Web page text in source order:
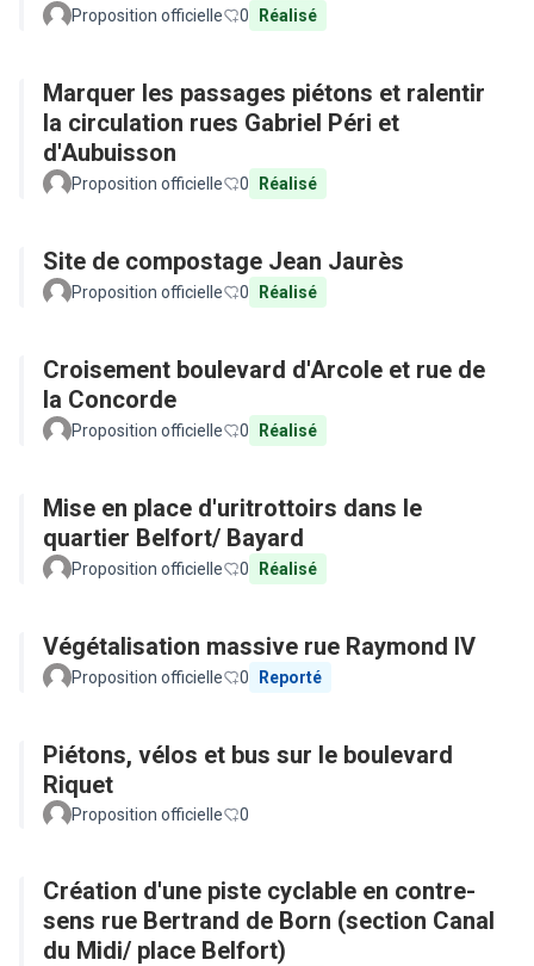
Proposition officielle 0 Réalisé
Marquer les passages piétons et ralentir
la circulation rues Gabriel Péri et
d'Aubuisson
Proposition officielle 0 Réalisé
Site de compostage Jean Jaurès
Proposition officielle 0 Réalisé
Croisement boulevard d'Arcole et rue de
la Concorde
Proposition officielle 0 Réalisé
Mise en place d'uritrottoirs dans le
quartier Belfort/ Bayard
Proposition officielle 0 Réalisé
Végétalisation massive rue Raymond IV
Proposition officielle 0 Reporté
Piétons, vélos et bus sur le boulevard
Riquet
Proposition officielle 0
Création d'une piste cyclable en contre-
sens rue Bertrand de Born (section Canal
du Midi/ place Belfort)